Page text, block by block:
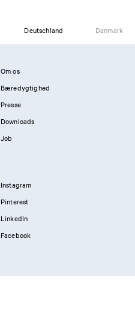
Deutschland Danmark
Om os
Bæredygtighed
Presse
Downloads
Job
Instagram
Pinterest
LinkedIn
Facebook